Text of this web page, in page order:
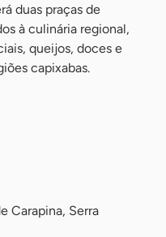
duas praças de
à culinária regional,
queijos, doces e
capixabas.
Carapina, Serra